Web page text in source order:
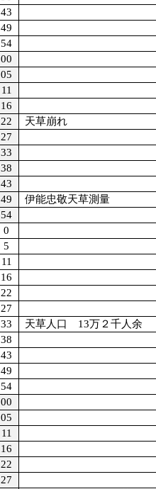
43
49
54
00
05
11
16
22
天草崩れ
27
33
38
43
49
伊能忠敬天草測量
54
0
5
11
16
22
27
33
天草人口 13万２千人余
38
43
49
54
00
05
11
16
22
27